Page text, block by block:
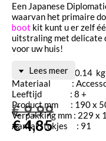
Een Japanese
waarvan het primaire
boot kit kunt u er zelf
uitstraling met delicate
voor uw huis!
Gewicht : 0.14 kg
Materiaal :
Leeftijd : 8 +
Product mm : 190 x
Verpakking mm : 229 x
Aantal stukjes : 91
Lees meer
€9,99
€4,85